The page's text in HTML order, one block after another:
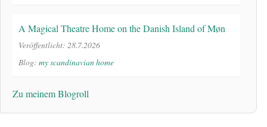
A Magical Theatre Home on the Danish Island of Møn
Veröffentlicht: 28.7.2026
Blog: my scandinavian home
Zu meinem Blogroll